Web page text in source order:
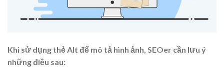
Khi sử dụng thẻ Alt để mô tả hình ảnh, SEOer cần lưu ý
những điều sau: